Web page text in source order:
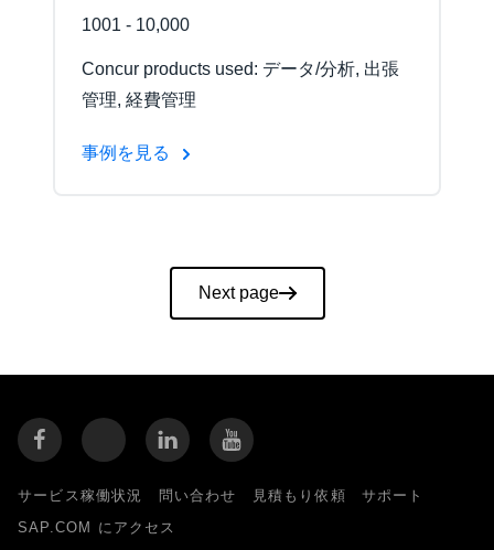
1001 - 10,000
Concur products used: データ/分析, 出張
管理, 経費管理
事例を見る
Next page
サービス稼働状況 問い合わせ 見積もり依頼
サポート
SAP.COM にアクセス